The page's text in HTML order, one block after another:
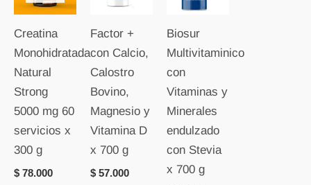
Creatina
Monohidratada
Natural
Strong
5000 mg 60
servicios x
300 g
$ 78.000
Factor +
con Calcio,
Calostro
Bovino,
Magnesio y
Vitamina D
x 700 g
$57.000
Biosur
Multivitaminico
con
Vitaminas y
Minerales
endulzado
con Stevia
x 700 g